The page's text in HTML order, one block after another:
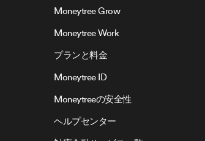
Moneytree Grow
Moneytree Work
プランと料金
Moneytree ID
Moneytreeの安全性
ヘルプセンター